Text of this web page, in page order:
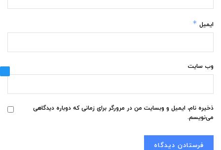
ایمیل *
وب‌ سایت
ذخیره نام، ایمیل و وبسایت من در مرورگر برای زمانی که دوباره دیدگاهی
می‌نویسم.